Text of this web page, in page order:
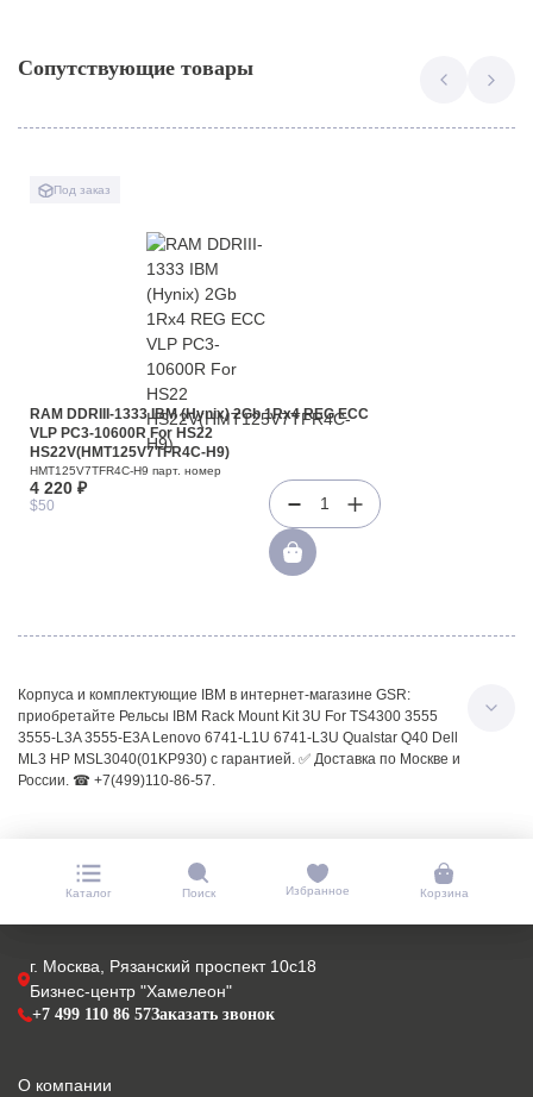
Сопутствующие товары
Под заказ
RAM DDRIII-1333 IBM (Hynix) 2Gb 1Rx4 REG ECC
VLP PC3-10600R For HS22
HS22V(HMT125V7TFR4C-H9)
HMT125V7TFR4C-H9 парт. номер
4 220 ₽
$50 1
Корпуса и комплектующие IBM в интернет-магазине GSR:
приобретайте Рельсы IBM Rack Mount Kit 3U For TS4300 3555
3555-L3A 3555-E3A Lenovo 6741-L1U 6741-L3U Qualstar Q40 Dell
ML3 HP MSL3040(01KP930) с гарантией. ✅ Доставка по Москве и
России. ☎ +7(499)110-86-57.
Каталог Поиск Избранное Корзина
г. Москва, Рязанский проспект 10с18
Бизнес-центр "Хамелеон"
+7 499 110 86 57Заказать звонок
О компании